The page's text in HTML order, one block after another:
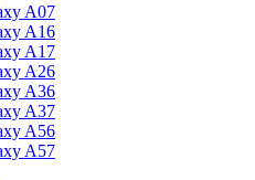
A07
A16
A17
A26
A36
A37
A56
A57